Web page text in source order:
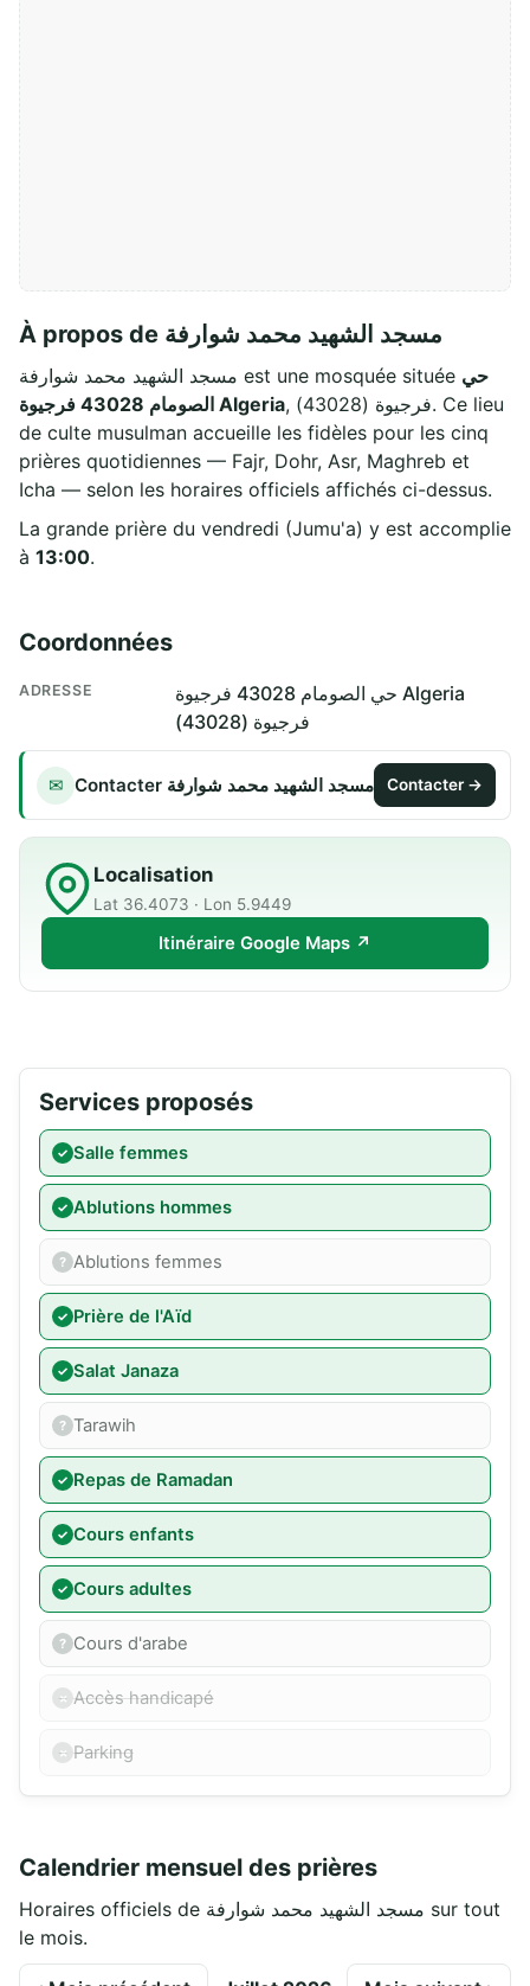
À propos de مسجد الشهيد محمد شوارفة
مسجد الشهيد محمد شوارفة est une mosquée située حي
الصومام 43028 فرجيوة Algeria, فرجيوة (43028). Ce lieu
de culte musulman accueille les fidèles pour les cinq
prières quotidiennes — Fajr, Dohr, Asr, Maghreb et
Icha — selon les horaires officiels affichés ci-dessus.
La grande prière du vendredi (Jumu'a) y est accomplie
à 13:00.
Coordonnées
ADRESSE
حي الصومام 43028 فرجيوة Algeria
فرجيوة (43028)
✉ Contacter مسجد الشهيد محمد شوارفة Contacter →
Localisation
Lat 36.4073 · Lon 5.9449
Itinéraire Google Maps ↗
Services proposés
Salle femmes
Ablutions hommes
Ablutions femmes
Prière de l'Aïd
Salat Janaza
Tarawih
Repas de Ramadan
Cours enfants
Cours adultes
Cours d'arabe
Accès handicapé
Parking
Calendrier mensuel des prières
Horaires officiels de مسجد الشهيد محمد شوارفة sur tout
le mois.